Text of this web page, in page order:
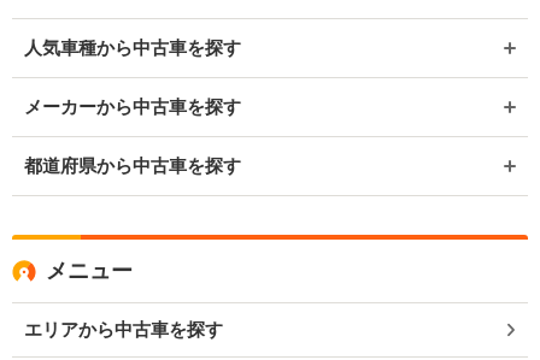
人気車種から中古車を探す
メーカーから中古車を探す
都道府県から中古車を探す
メニュー
エリアから中古車を探す